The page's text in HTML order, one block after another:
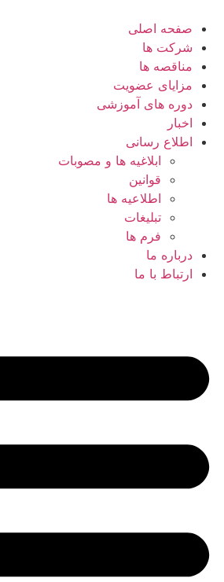
صفحه اصلی
شرکت ها
مناقصه ها
مزایای عضویت
دوره های آموزشی
اخبار
اطلاع رسانی
ابلاغیه ها و مصوبات
قوانین
اطلاعیه ها
تبلیغات
فرم ها
درباره ما
ارتباط با ما